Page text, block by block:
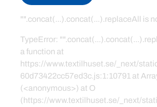
"".concat(...).concat(...).replaceAll is
TypeError:
a function at
https://www.textilhuset.se/_next/
60d73422cc57ed3c.js:1:10791 at
(<anonymous>) at O
(https://www.textilhuset.se/_next/